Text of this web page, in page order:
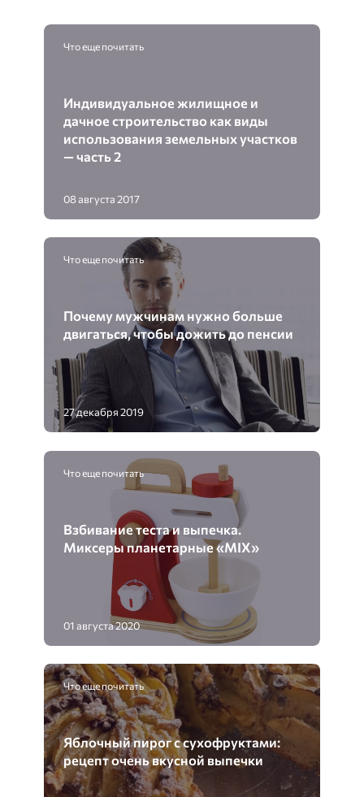
Что еще почитать
Индивидуальное жилищное и
дачное строительство как виды
использования земельных участков
— часть 2
08 августа 2017
Что еще почитать
Почему мужчинам нужно больше
двигаться, чтобы дожить до пенсии
27 декабря 2019
Что еще почитать
Взбивание теста и выпечка.
Миксеры планетарные «MIX»
01 августа 2020
Что еще почитать
Яблочный пирог с сухофруктами:
рецепт очень вкусной выпечки